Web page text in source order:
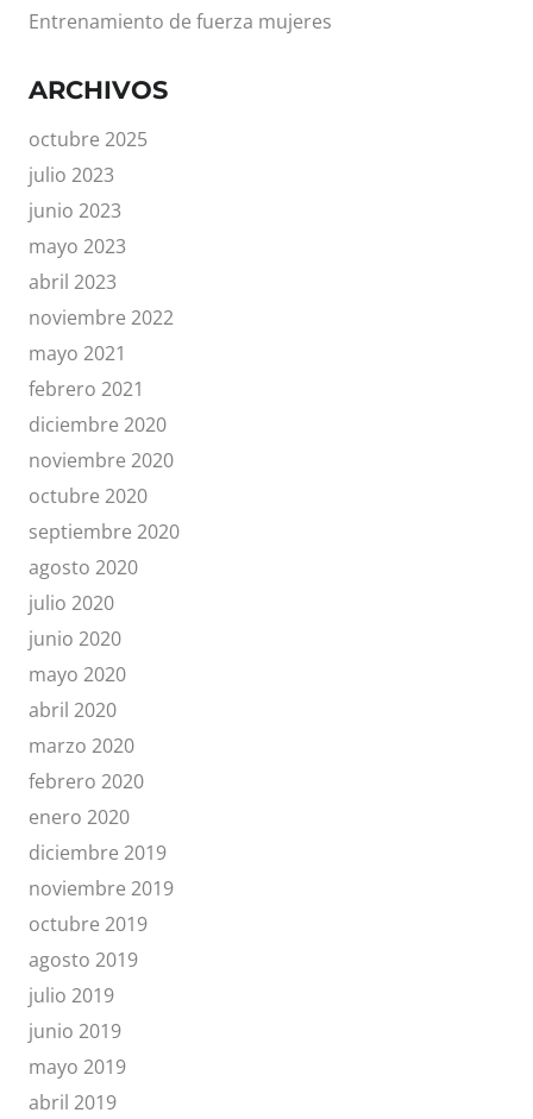
Entrenamiento de fuerza mujeres
ARCHIVOS
octubre 2025
julio 2023
junio 2023
mayo 2023
abril 2023
noviembre 2022
mayo 2021
febrero 2021
diciembre 2020
noviembre 2020
octubre 2020
septiembre 2020
agosto 2020
julio 2020
junio 2020
mayo 2020
abril 2020
marzo 2020
febrero 2020
enero 2020
diciembre 2019
noviembre 2019
octubre 2019
agosto 2019
julio 2019
junio 2019
mayo 2019
abril 2019